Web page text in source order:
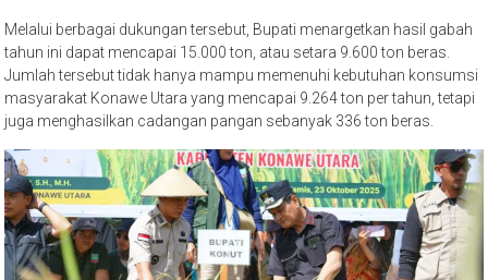
Melalui berbagai dukungan tersebut, Bupati menargetkan hasil gabah
tahun ini dapat mencapai 15.000 ton, atau setara 9.600 ton beras.
Jumlah tersebut tidak hanya mampu memenuhi kebutuhan konsumsi
masyarakat Konawe Utara yang mencapai 9.264 ton per tahun, tetapi
juga menghasilkan cadangan pangan sebanyak 336 ton beras.